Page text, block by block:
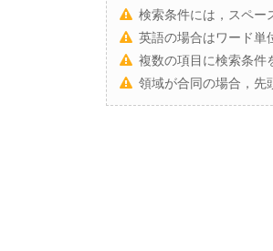
検索条件には，スペー
英語の場合はワード単
複数の項目に検索条件
領域が合同の場合，先